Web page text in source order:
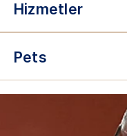
Hizmetler
Pets